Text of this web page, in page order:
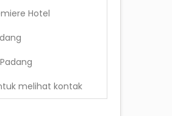
Hotel
Padang
melihat kontak